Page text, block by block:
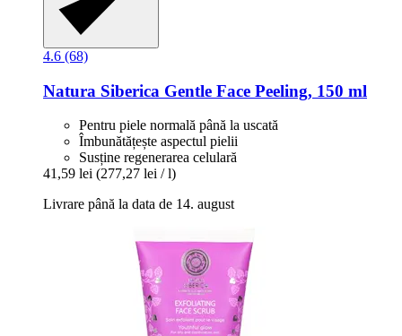
4.6 (68)
Natura Siberica Gentle Face Peeling, 150 ml
Pentru piele normală până la uscată
Îmbunătățește aspectul pielii
Susține regenerarea celulară
41,59 lei (277,27 lei / l)
Livrare până la data de 14. august